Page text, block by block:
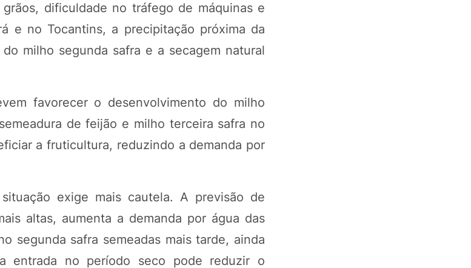
dificuldade no tráfego de máquinas e
e no Tocantins, a precipitação próxima da
milho segunda safra e a secagem natural
favorecer o desenvolvimento do milho
de feijão e milho terceira safra no
a fruticultura, reduzindo a demanda por
exige mais cautela. A previsão de
altas, aumenta a demanda por água das
segunda safra semeadas mais tarde, ainda
entrada no período seco pode reduzir o